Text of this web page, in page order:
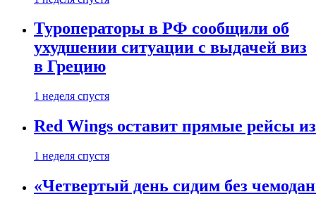
Туроператоры в РФ сообщили об
ухудшении ситуации с выдачей виз
в Грецию
1 неделя спустя
Red Wings оставит прямые рейсы
1 неделя спустя
«Четвертый день сидим без